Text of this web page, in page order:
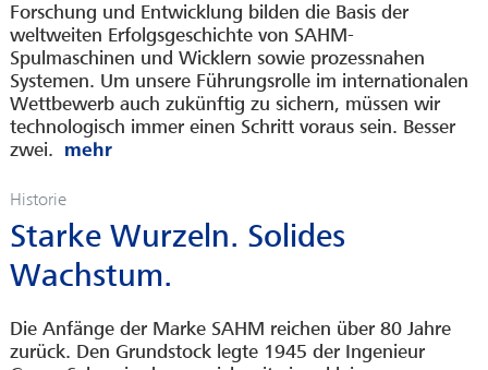
Forschung und Entwicklung bilden die Basis der
weltweiten Erfolgsgeschichte von SAHM-
Spulmaschinen und Wicklern sowie prozessnahen
Systemen. Um unsere Führungsrolle im internationalen
Wettbewerb auch zukünftig zu sichern, müssen wir
technologisch immer einen Schritt voraus sein. Besser
zwei.
Historie
Starke Wurzeln. Solides
Wachstum.
Die Anfänge der Marke SAHM reichen über 80 Jahre
zurück. Den Grundstock legte 1945 der Ingenieur